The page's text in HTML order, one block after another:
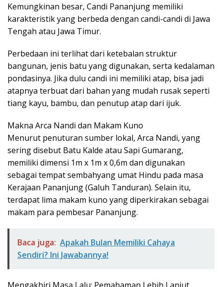
Kemungkinan besar, Candi Pananjung memiliki
karakteristik yang berbeda dengan candi-candi di Jawa
Tengah atau Jawa Timur.
Perbedaan ini terlihat dari ketebalan struktur
bangunan, jenis batu yang digunakan, serta kedalaman
pondasinya. Jika dulu candi ini memiliki atap, bisa jadi
atapnya terbuat dari bahan yang mudah rusak seperti
tiang kayu, bambu, dan penutup atap dari ijuk.
Makna Arca Nandi dan Makam Kuno
Menurut penuturan sumber lokal, Arca Nandi, yang
sering disebut Batu Kalde atau Sapi Gumarang,
memiliki dimensi 1m x 1m x 0,6m dan digunakan
sebagai tempat sembahyang umat Hindu pada masa
Kerajaan Pananjung (Galuh Tanduran). Selain itu,
terdapat lima makam kuno yang diperkirakan sebagai
makam para pembesar Pananjung.
Baca juga: Apakah Bulan Memiliki Cahaya
Sendiri? Ini Jawabannya!